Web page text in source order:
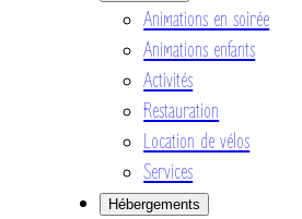
Animations en soirée
Animations enfants
Activités
Restauration
Location de vélos
Services
Hébergements